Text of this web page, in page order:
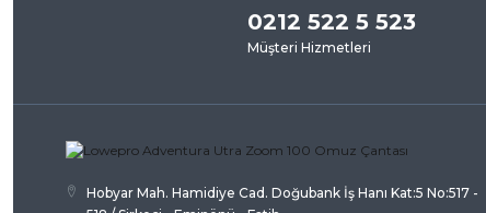
Ürün resmi kalitesiz, bozuk veya görüntülenemiyor.
Ürün açıklamasında eksik bilgiler bulunuyor.
Ürün fiyatı diğer sitelerden daha pahalı.
Bu ürüne benzer farklı alternatifler olmalı.
0212 522 5 523
Müşteri Hizmetleri
Hobyar Mah. Hamidiye Cad. Doğubank İş Hanı Kat:5 No:517 -